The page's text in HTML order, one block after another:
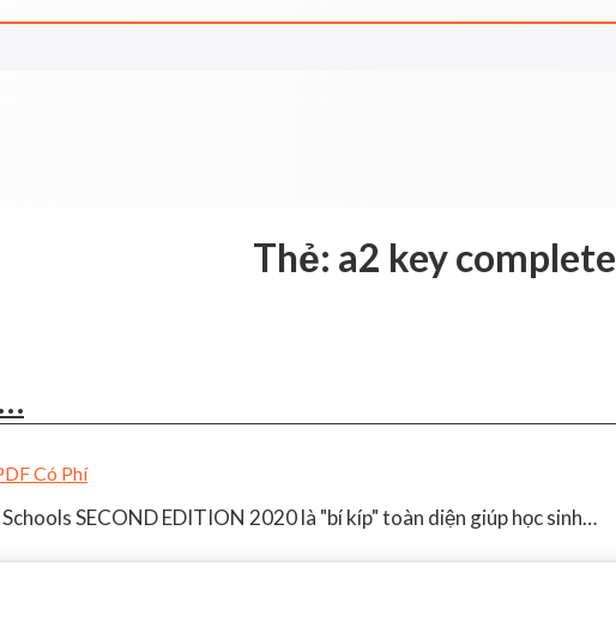
Thẻ: a2 key complete
Có Phí
SECOND EDITION 2020 là "bí kíp" toàn diện giúp học sinh…